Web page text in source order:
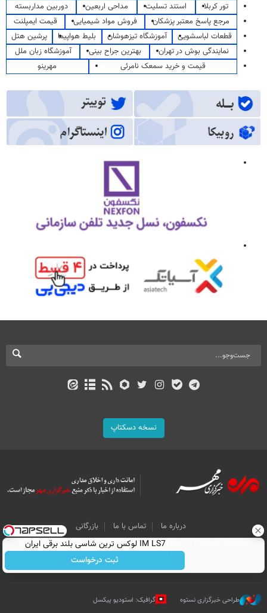
تور کربلا
استند تسلیت مداحی اربعین
دوربین مداربسته
مرجع پاسخ معتبر پزشکان
فروش مواد شیمیایی
قیمت ایمپلنت
قطعات لباسشویی
آموزشگاه تیزهوشان بلیط هواپیما
پرشین هتل
نمایندگی بوش در تهران
بهترین جراح بینی
آموزشگاه زبان ملل
قیمت و خرید سمعک نامرئی
مهرینو
نسخه دسکتاپ
درباره ما تماس با ما
بازرگانی
All Content by Mehr News Agency is licensed under a Creative Commons
Attribution 4.0 International License.
طراحی خبرگزاری نستوه گرافیک: استودیو پیکسل
IM LS7 لوکس ترین شاسی بلند برقی ایران
ثبت درخواست